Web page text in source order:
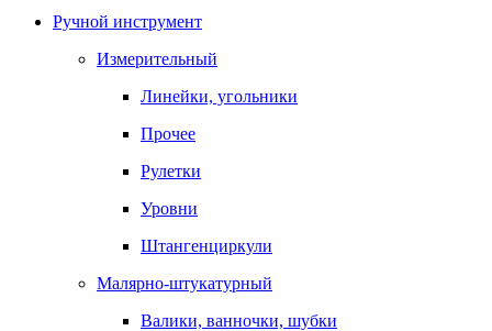
Ручной инструмент
Измерительный
Линейки, угольники
Прочее
Рулетки
Уровни
Штангенциркули
Малярно-штукатурный
Валики, ванночки, шубки